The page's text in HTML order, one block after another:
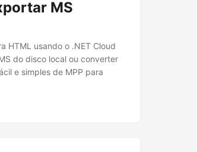
MS
HTML usando o .NET Cloud
do disco local ou converter
e simples de MPP para